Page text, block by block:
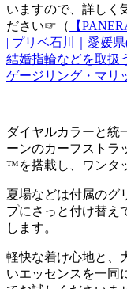
いますので、詳しく
ださい☞（
【
| プリベ石川｜愛媛
結婚指輪などを取扱
ゲージリング・マリ
ダイヤルカラーと統
ーンのカーフストラ
™を搭載し、ワンタ
夏場などは付属のグ
プにさっと付け替え
します。
軽快な着け心地と、
いエッセンスを一同